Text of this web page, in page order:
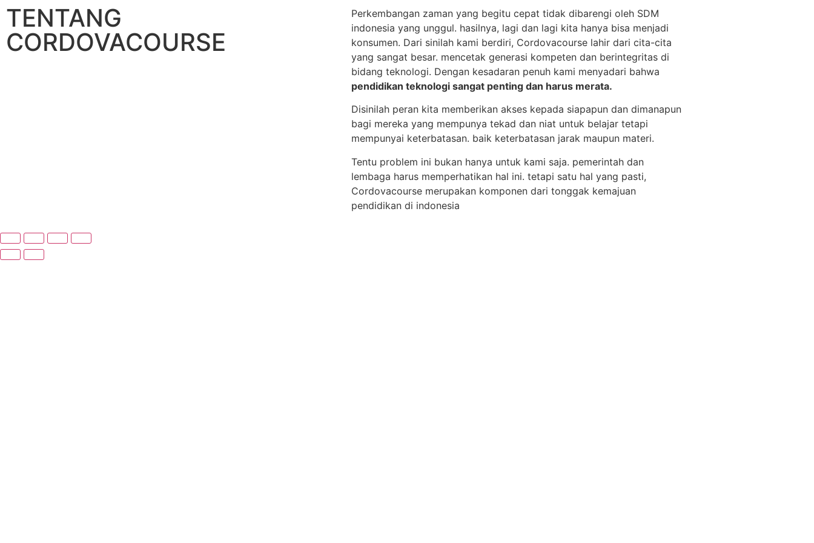
TENTANG
CORDOVACOURSE
Perkembangan zaman yang begitu cepat tidak dibarengi oleh SDM
indonesia yang unggul. hasilnya, lagi dan lagi kita hanya bisa menjadi
konsumen. Dari sinilah kami berdiri, Cordovacourse lahir dari cita-cita
yang sangat besar. mencetak generasi kompeten dan berintegritas di
bidang teknologi. Dengan kesadaran penuh kami menyadari bahwa
pendidikan teknologi sangat penting dan harus merata.
Disinilah peran kita memberikan akses kepada siapapun dan dimanapun
bagi mereka yang mempunya tekad dan niat untuk belajar tetapi
mempunyai keterbatasan. baik keterbatasan jarak maupun materi.
Tentu problem ini bukan hanya untuk kami saja. pemerintah dan
lembaga harus memperhatikan hal ini. tetapi satu hal yang pasti,
Cordovacourse merupakan komponen dari tonggak kemajuan
pendidikan di indonesia